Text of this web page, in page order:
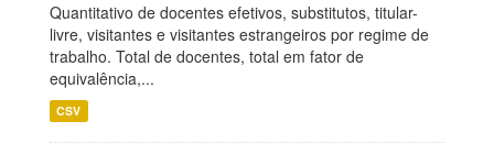
Quantitativo de docentes efetivos, substitutos, titular-
livre, visitantes e visitantes estrangeiros por regime de
trabalho. Total de docentes, total em fator de
equivalência,...
CSV